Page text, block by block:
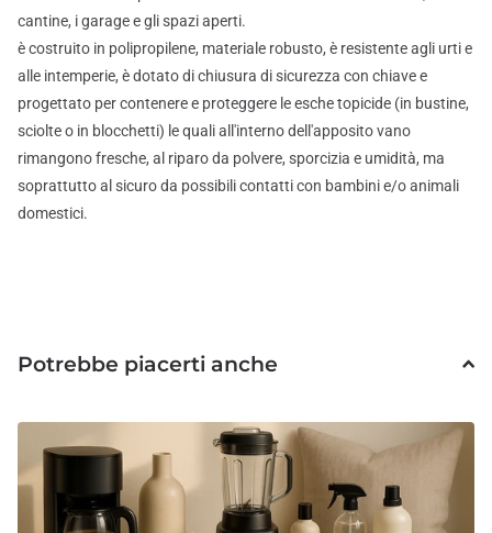
cantine, i garage e gli spazi aperti.
è costruito in polipropilene, materiale robusto, è resistente agli urti e
alle intemperie, è dotato di chiusura di sicurezza con chiave e
progettato per contenere e proteggere le esche topicide (in bustine,
sciolte o in blocchetti) le quali all'interno dell'apposito vano
rimangono fresche, al riparo da polvere, sporcizia e umidità, ma
soprattutto al sicuro da possibili contatti con bambini e/o animali
domestici.
Potrebbe piacerti anche